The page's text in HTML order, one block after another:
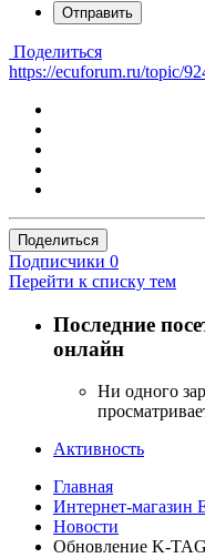
Отправить
Поделиться
https://ecuforum.ru/topic/
Поделиться
Подписчики 0
Перейти к списку тем
Последние
онлайн
Ни одного
Активность
Главная
Интернет-магазин
Новости
Обновление K-